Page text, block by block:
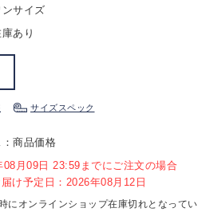
サイズ
あり
サイズスペック
商品価格
08月09日 23:59までにご注文の場合
け予定日：2026年08月12日
にオンラインショップ在庫切れとなって